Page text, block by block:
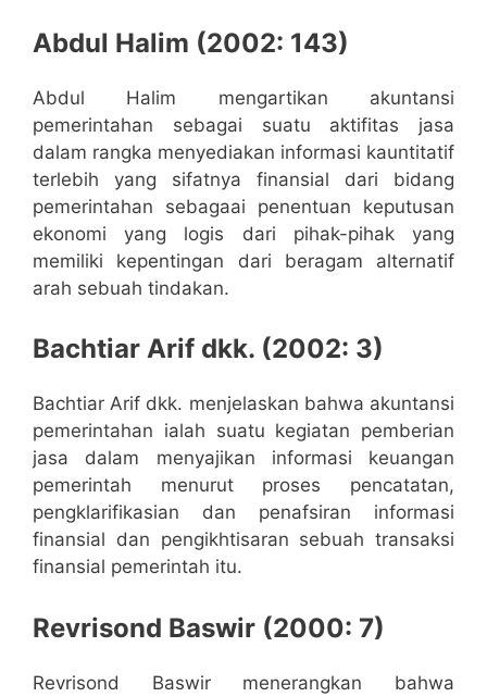
Abdul Halim (2002: 143)
Abdul Halim mengartikan akuntansi
pemerintahan sebagai suatu aktifitas jasa
dalam rangka menyediakan informasi kauntitatif
terlebih yang sifatnya finansial dari bidang
pemerintahan sebagaai penentuan keputusan
ekonomi yang logis dari pihak-pihak yang
memiliki kepentingan dari beragam alternatif
arah sebuah tindakan.
Bachtiar Arif dkk. (2002: 3)
Bachtiar Arif dkk. menjelaskan bahwa akuntansi
pemerintahan ialah suatu kegiatan pemberian
jasa dalam menyajikan informasi keuangan
pemerintah menurut proses pencatatan,
pengklarifikasian dan penafsiran informasi
finansial dan pengikhtisaran sebuah transaksi
finansial pemerintah itu.
Revrisond Baswir (2000: 7)
Revrisond Baswir menerangkan bahwa